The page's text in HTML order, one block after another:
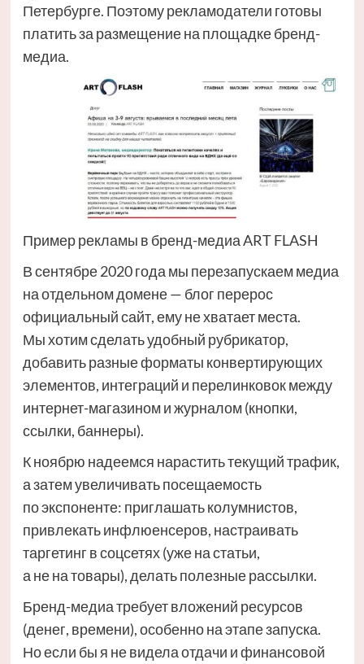
Петербурге. Поэтому рекламодатели готовы
платить за размещение на площадке бренд-
медиа.
Пример рекламы в бренд-медиа ART FLASH
В сентябре 2020 года мы перезапускаем медиа
на отдельном домене — блог перерос
официальный сайт, ему не хватает места.
Мы хотим сделать удобный рубрикатор,
добавить разные форматы конвертирующих
элементов, интеграций и перелинковок между
интернет-магазином и журналом (кнопки,
ссылки, баннеры).
К ноябрю надеемся нарастить текущий трафик,
а затем увеличивать посещаемость
по экспоненте: приглашать колумнистов,
привлекать инфлюенсеров, настраивать
таргетинг в соцсетях (уже на статьи,
а не на товары), делать полезные рассылки.
Бренд-медиа требует вложений ресурсов
(денег, времени), особенно на этапе запуска.
Но если бы я не видела отдачи и финансовой